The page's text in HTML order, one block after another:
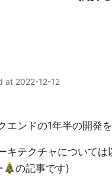
at 2022-12-12
ンドの1年半の開発
テクチャについては
の記事です)